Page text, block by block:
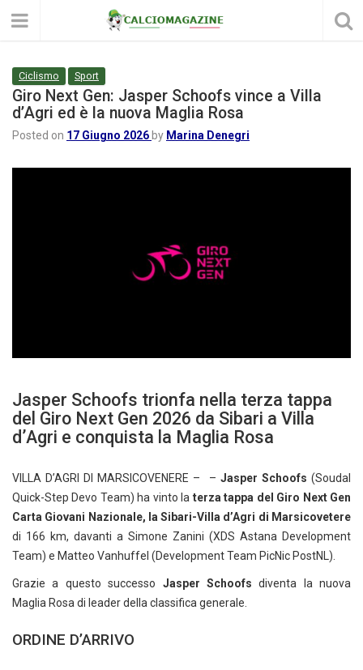
Ciclismo Sport
Giro Next Gen: Jasper Schoofs vince a Villa
d’Agri ed è la nuova Maglia Rosa
Posted on 17 Giugno 2026 by Marina Denegri
Jasper Schoofs trionfa nella terza tappa
del Giro Next Gen 2026 da Sibari a Villa
d’Agri e conquista la Maglia Rosa
VILLA D’AGRI DI MARSICOVENERE – – Jasper Schoofs (Soudal
Quick-Step Devo Team) ha vinto la terza tappa del Giro Next Gen
Carta Giovani Nazionale, la Sibari-Villa d’Agri di Marsicovetere
di 166 km, davanti a Simone Zanini (XDS Astana Development
Team) e Matteo Vanhuffel (Development Team PicNic PostNL).
Grazie a questo successo Jasper Schoofs diventa la nuova
Maglia Rosa di leader della classifica generale.
ORDINE D’ARRIVO